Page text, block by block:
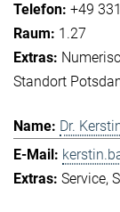
+49
1.27
Standort
Dr.
Service